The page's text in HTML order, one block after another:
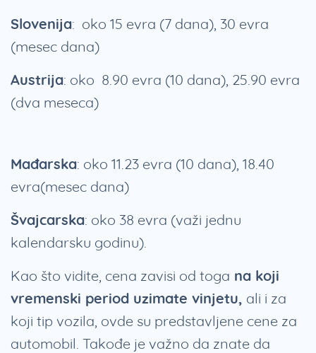
Slovenija: oko 15 evra (7 dana), 30 evra
(mesec dana)
Austrija: oko 8.90 evra (10 dana), 25.90 evra
(dva meseca)
Mađarska: oko 11.23 evra (10 dana), 18.40
evra(mesec dana)
Švajcarska: oko 38 evra (važi jednu
kalendarsku godinu).
Kao što vidite, cena zavisi od toga na koji
vremenski period uzimate vinjetu, ali i za
koji tip vozila, ovde su predstavljene cene za
automobil. Takođe je važno da znate da